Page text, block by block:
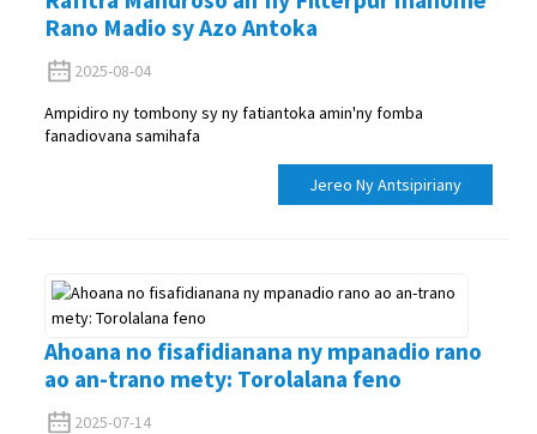
Rano Madio sy Azo Antoka
2025-08-04
Ampidiro ny tombony sy ny fatiantoka amin'ny fomba
fanadiovana samihafa
Jereo Ny Antsipiriany
Ahoana no fisafidianana ny mpanadio rano
ao an-trano mety: Torolalana feno
2025-07-14